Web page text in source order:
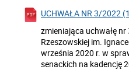
UCHWAŁA NR 3/2022
zmieniająca uchwałę
Rzeszowskiej im.
września 2020 r. w
senackich na kadencję